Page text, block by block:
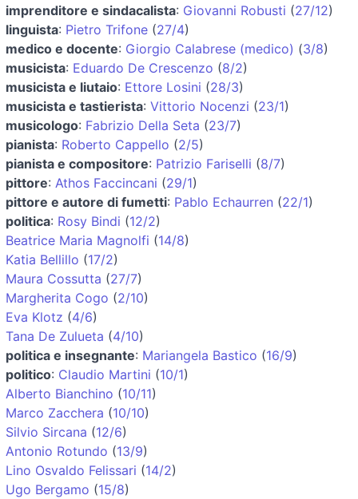
imprenditore e sindacalista: Giovanni Robusti (27/12)
linguista: Pietro Trifone (27/4)
medico e docente: Giorgio Calabrese (medico) (3/8)
musicista: Eduardo De Crescenzo (8/2)
musicista e liutaio: Ettore Losini (28/3)
musicista e tastierista: Vittorio Nocenzi (23/1)
musicologo: Fabrizio Della Seta (23/7)
pianista: Roberto Cappello (2/5)
pianista e compositore: Patrizio Fariselli (8/7)
pittore: Athos Faccincani (29/1)
pittore e autore di fumetti: Pablo Echaurren (22/1)
politica: Rosy Bindi (12/2)
Beatrice Maria Magnolfi (14/8)
Katia Bellillo (17/2)
Maura Cossutta (27/7)
Margherita Cogo (2/10)
Eva Klotz (4/6)
Tana De Zulueta (4/10)
politica e insegnante: Mariangela Bastico (16/9)
politico: Claudio Martini (10/1)
Alberto Bianchino (10/11)
Marco Zacchera (10/10)
Silvio Sircana (12/6)
Antonio Rotundo (13/9)
Lino Osvaldo Felissari (14/2)
Ugo Bergamo (15/8)